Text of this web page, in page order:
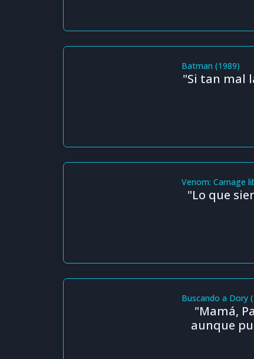
Batman (1989)
"Si tan mal
Venom: Carnage
"Lo que
Buscando a Dory
"Mamá,
aunque